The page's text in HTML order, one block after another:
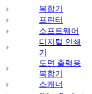
복합기
프린터
소프트웨어
디지털 인쇄
기
도면 출력용
복합기
스캐너